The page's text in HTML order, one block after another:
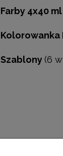
Farby 4x40 ml
Kolorowanka
Szablony(6